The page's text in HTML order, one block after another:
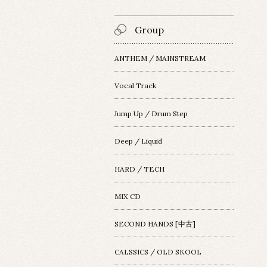
Group
ANTHEM / MAINSTREAM
Vocal Track
Jump Up / Drum Step
Deep / Liquid
HARD / TECH
MIX CD
SECOND HANDS [中古]
CALSSICS / OLD SKOOL